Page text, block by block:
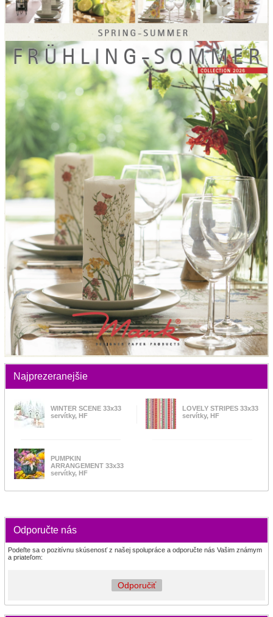
Najprezeranejšie
WINTER SCENE 33x33
servítky, HF
LOVELY STRIPES 33x33
servítky, HF
PUMPKIN
ARRANGEMENT 33x33
servítky, HF
Odporučte nás
Podeľte sa o pozitívnu skúsenosť z našej spolupráce a odporučte nás Vašim známym
a priateľom:
Odporučiť